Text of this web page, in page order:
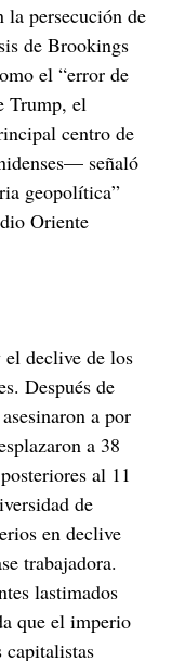
persecución de
de Brookings
el “error de
Trump, el
centro de
señaló
geopolítica”
Oriente
declive de los
Después de
a por
a 38
al 11
de
en declive
trabajadora.
lastimados
que el imperio
capitalistas